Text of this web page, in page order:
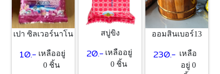
เปา ซิลเวอร์นาโน
10.- เหลืออยู่
0 ชิ้น
สบู่ขิง
20.- เหลืออยู่
0 ชิ้น
ออมสินเบอร์13
230.- เหลือ
อยู่ 0